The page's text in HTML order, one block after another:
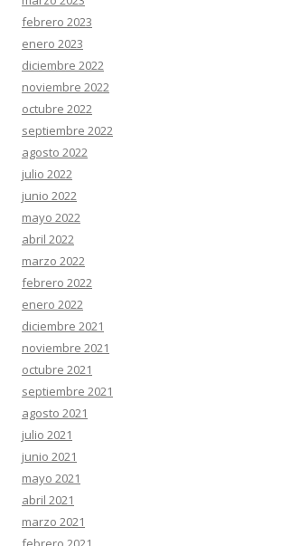
febrero 2023
enero 2023
diciembre 2022
noviembre 2022
octubre 2022
septiembre 2022
agosto 2022
julio 2022
junio 2022
mayo 2022
abril 2022
marzo 2022
febrero 2022
enero 2022
diciembre 2021
noviembre 2021
octubre 2021
septiembre 2021
agosto 2021
julio 2021
junio 2021
mayo 2021
abril 2021
marzo 2021